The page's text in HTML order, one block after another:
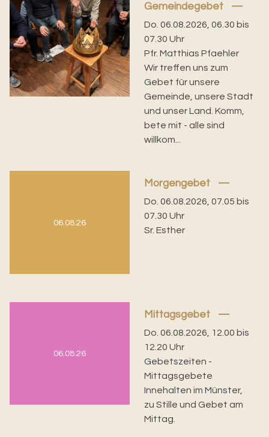
Gemeindegebet
Do. 06.08.2026, 06.30 bis
07.30 Uhr
Pfr. Matthias Pfaehler
Wir treffen uns zum
Gebet für unsere
Gemeinde, unsere Stadt
und unser Land. Komm,
bete mit - alle sind
willkom...
06.08.26
Morgengebet
Do. 06.08.2026, 07.05 bis
07.30 Uhr
Sr. Esther
06.08.26
Mittagsgebet
Do. 06.08.2026, 12.00 bis
12.20 Uhr
Gebetszeiten -
Mittagsgebete
Innehalten im Münster,
zu Stille und Gebet am
Mittag.